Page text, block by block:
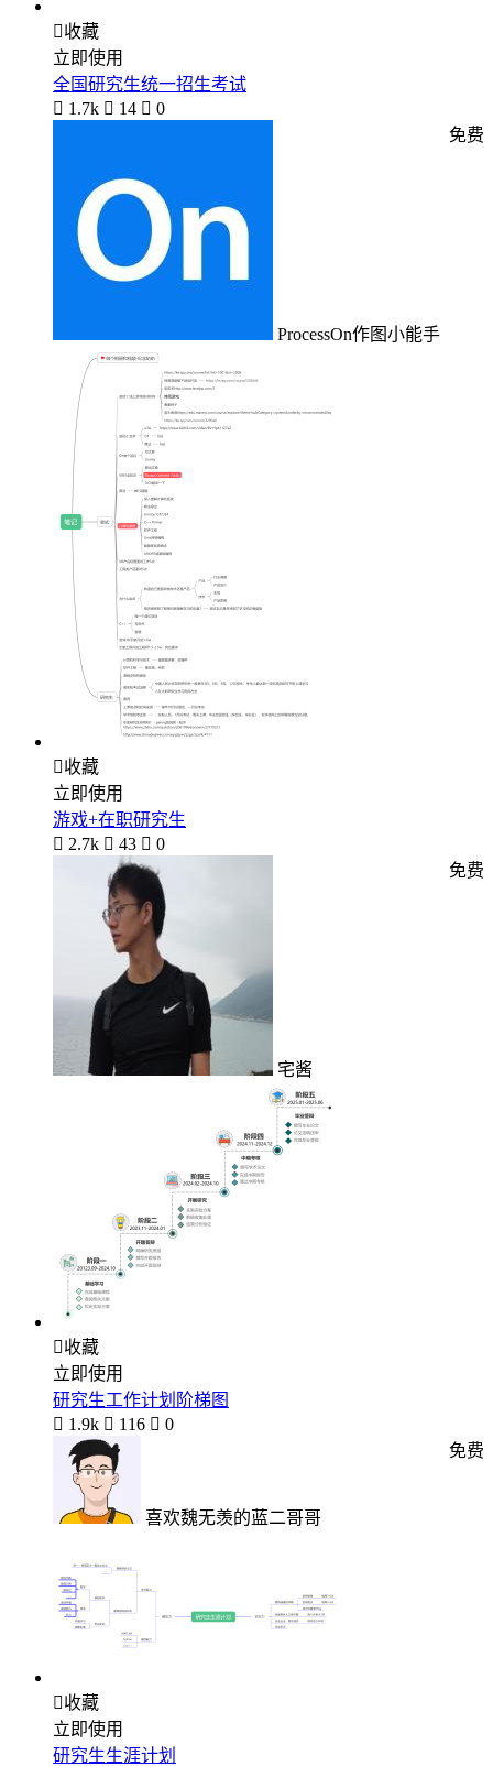
收藏
立即使用
全国研究生统一招生考试
 1.7k  14  0
ProcessOn作图小能手
免费
收藏
立即使用
游戏+在职研究生
 2.7k  43  0
宅酱
免费
收藏
立即使用
研究生工作计划阶梯图
 1.9k  116  0
喜欢魏无羡的蓝二哥哥
免费
收藏
立即使用
研究生生涯计划